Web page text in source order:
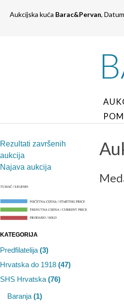
Aukcijska kuća Barac&Pervan,
Rezultati završenih
aukcija
Najava aukcija
KATEGORIJA
Predfilatelija (3)
Hrvatska do 1918 (47)
SHS Hrvatska (76)
Baranja (1)